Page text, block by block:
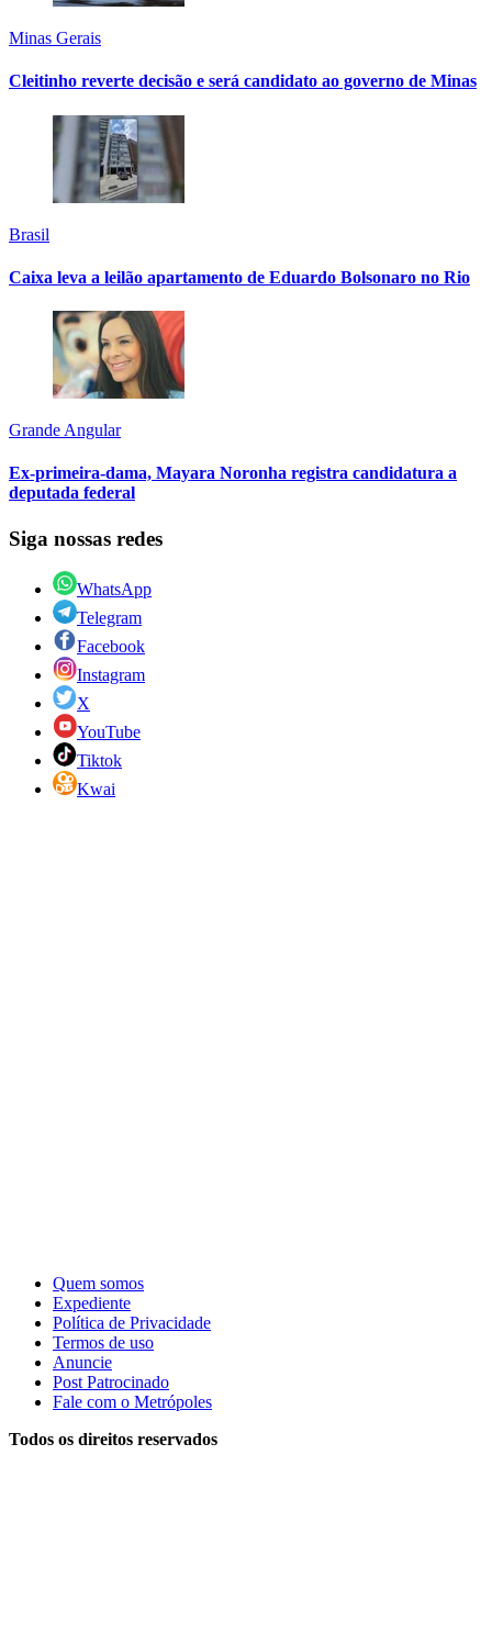
Minas Gerais
Cleitinho reverte decisão e será candidato ao governo de Minas
Brasil
Caixa leva a leilão apartamento de Eduardo Bolsonaro no Rio
Grande Angular
Ex-primeira-dama, Mayara Noronha registra candidatura a
deputada federal
Siga nossas redes
WhatsApp
Telegram
Facebook
Instagram
X
YouTube
Tiktok
Kwai
Quem somos
Expediente
Política de Privacidade
Termos de uso
Anuncie
Post Patrocinado
Fale com o Metrópoles
Todos os direitos reservados